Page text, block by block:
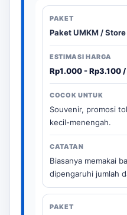
Paket UMKM /
Rp1.000 - Rp3.100
Souvenir, promosi
kecil-menengah.
Biasanya memakai
dipengaruhi jumlah